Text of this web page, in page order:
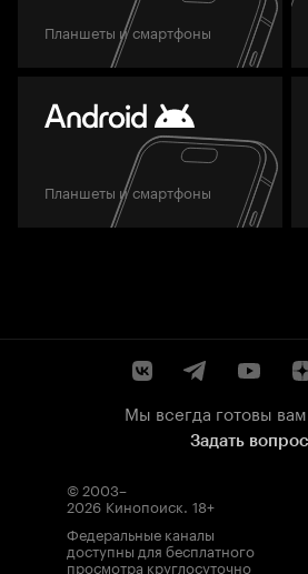
Планшеты и смартфоны
Планшеты и смартфоны
Мы всегда готовы
Задать вопрос
© 2003–
2026 Кинопоиск. 18+
Федеральные каналы
доступны для бесплатного
просмотра круглосуточно